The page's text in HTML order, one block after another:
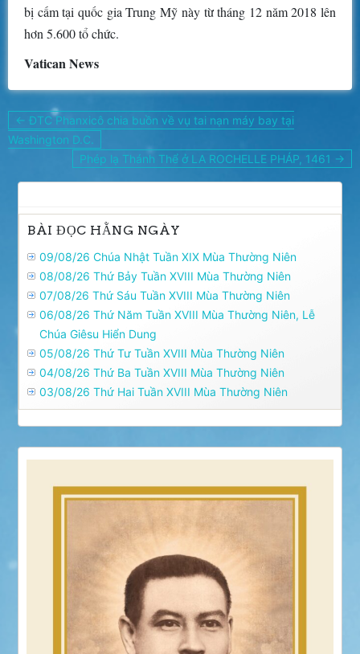
bị cấm tại quốc gia Trung Mỹ này từ tháng 12 năm 2018 lên
hơn 5.600 tổ chức.
Vatican News
Điều
hướng
bài
← ĐTC Phanxicô chia buồn về vụ tai nạn máy bay tại
Washington D.C.
Phép lạ Thánh Thể ở LA ROCHELLE PHÁP, 1461 →
BÀI ĐỌC HẰNG NGÀY
09/08/26 Chúa Nhật Tuần XIX Mùa Thường Niên
08/08/26 Thứ Bảy Tuần XVIII Mùa Thường Niên
07/08/26 Thứ Sáu Tuần XVIII Mùa Thường Niên
06/08/26 Thứ Năm Tuần XVIII Mùa Thường Niên, Lễ
Chúa Giêsu Hiển Dung
05/08/26 Thứ Tư Tuần XVIII Mùa Thường Niên
04/08/26 Thứ Ba Tuần XVIII Mùa Thường Niên
03/08/26 Thứ Hai Tuần XVIII Mùa Thường Niên